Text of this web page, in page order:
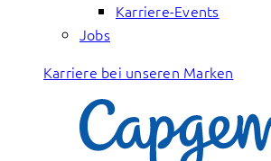
Karriere-Events
Jobs
Karriere bei unseren Marken